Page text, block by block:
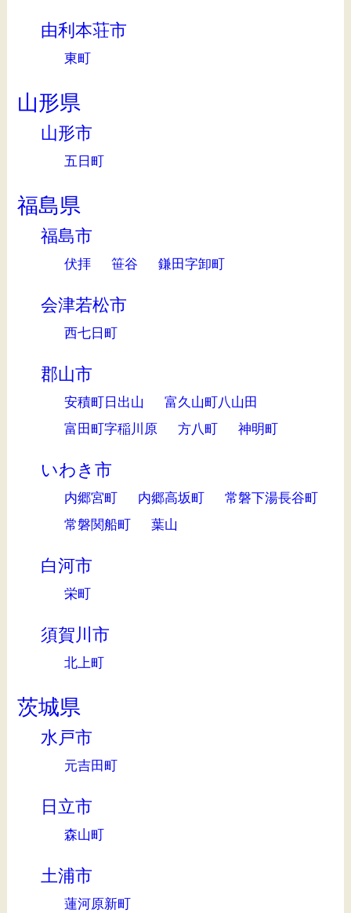
由利本荘市
東町
山形県
山形市
五日町
福島県
福島市
伏拝 笹谷 鎌田字卸町
会津若松市
西七日町
郡山市
安積町日出山
富久山町八山田
富田町字稲川原
方八町 神明町
いわき市
内郷宮町 内郷高坂町
常磐下湯長谷町
常磐関船町
葉山
白河市
栄町
須賀川市
北上町
茨城県
水戸市
元吉田町
日立市
森山町
土浦市
蓮河原新町